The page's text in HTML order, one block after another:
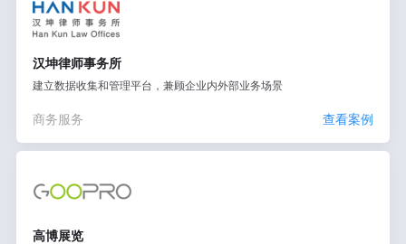
汉坤律师事务所
建立数据收集和管理平台，兼顾企业内外部业务场景
商务服务 查看案例
高博展览